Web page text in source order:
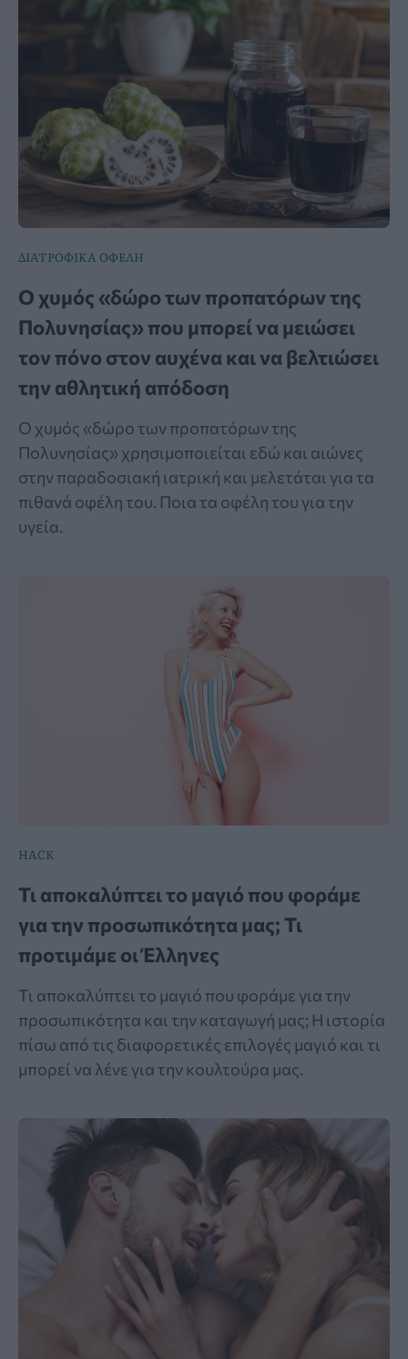
ΔΙΑΤΡΟΦΙΚΑ ΟΦΕΛΗ
Ο χυμός «δώρο των προπατόρων της
Πολυνησίας» που μπορεί να μειώσει
τον πόνο στον αυχένα και να βελτιώσει
την αθλητική απόδοση
Ο χυμός «δώρο των προπατόρων της
Πολυνησίας» χρησιμοποιείται εδώ και αιώνες
στην παραδοσιακή ιατρική και μελετάται για τα
πιθανά οφέλη του. Ποια τα οφέλη του για την
υγεία.
HACK
Τι αποκαλύπτει το μαγιό που φοράμε
για την προσωπικότητα μας; Τι
προτιμάμε οι Έλληνες
Τι αποκαλύπτει το μαγιό που φοράμε για την
προσωπικότητα και την καταγωγή μας; Η ιστορία
πίσω από τις διαφορετικές επιλογές μαγιό και τι
μπορεί να λένε για την κουλτούρα μας.